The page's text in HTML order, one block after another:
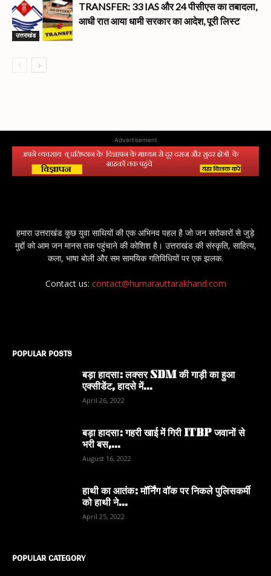
उत्तराखंड
TRANSFER: 33 IAS और 24 पीसीएस का तबादला,
आधी रात आया धामी सरकार का आदेश, पूरी लिस्ट
Advertisement
हमारा उत्तराखंड कुछ युवा साथियों की एक अभिनव पहल है जो जन सरोकारों से जुड़े
मुद्दों को आम जन मानस तक पहुंचाने की कोशिश है। उत्तराखंड की संस्कृति, साहित्य,
कला, भाषा बोली और सम सामयिक गतिविधियों पर एक झलक.
Contact us: contact@humarauttarakhand.com
POPULAR POSTS
बड़ा हादसा: लक्सर SDM की गाड़ी का हुआ
एक्सीडेंट, हादसे में...
April 26, 2022
बड़ा हादसा: गहरी खाई में गिरी ITBP जवानों से
भरी बस,...
August 16, 2022
हाथी का आतंक: मॉर्निंग वॉक पर निकले पुलिसकर्मी
को हाथी ने...
April 25, 2022
POPULAR CATEGORY